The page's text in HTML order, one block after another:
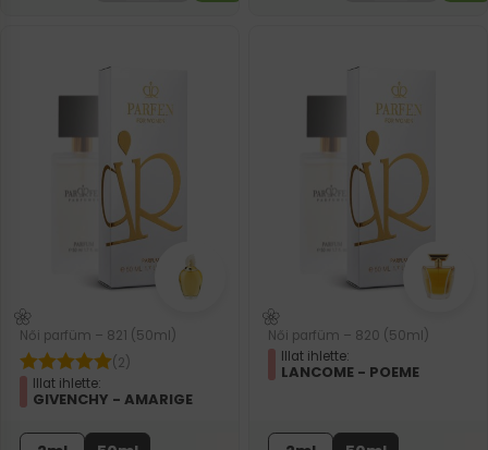
Női parfüm – 821 (50ml)
(2)
Illat ihlette:
GIVENCHY - AMARIGE
Női parfüm – 820 (50ml)
Illat ihlette:
LANCOME - POEME